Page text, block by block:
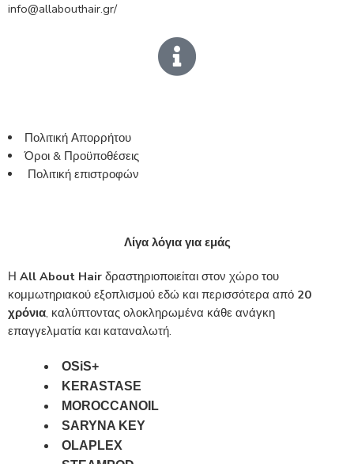
info@allabouthair.gr/
Πολιτική Απορρήτου
Όροι & Προϋποθέσεις
Πολιτική επιστροφών
Λίγα λόγια για εμάς
Η All About Hair δραστηριοποιείται στον χώρο του
κομμωτηριακού εξοπλισμού εδώ και περισσότερα από 20
χρόνια, καλύπτοντας ολοκληρωμένα κάθε ανάγκη
επαγγελματία και καταναλωτή.
OSiS+
KERASTASE
MOROCCANOIL
SARYNA KEY
OLAPLEX